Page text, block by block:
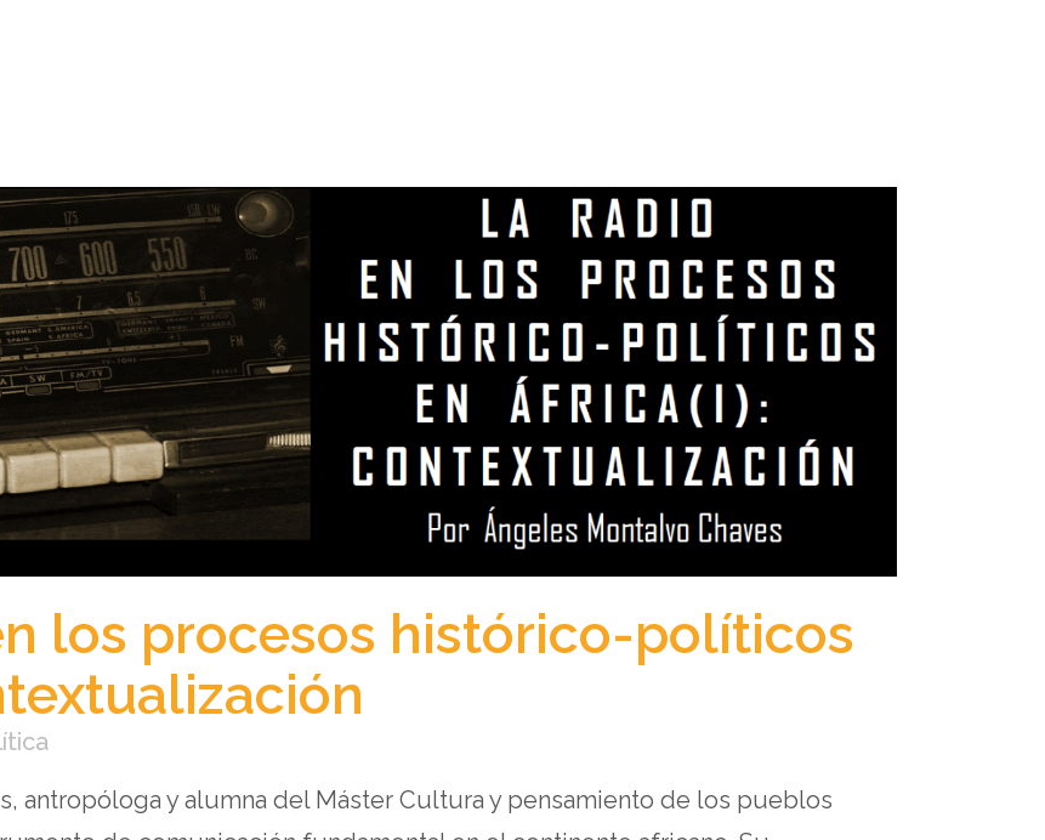
los procesos histórico-políticos
antropóloga y alumna del Máster Cultura y pensamiento de los pueblos